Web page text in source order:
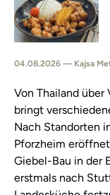
04.08.2026 — Kajsa
Von Thailand über
bringt
Nach Standorten
Pforzheim
Giebel-Bau in der
erstmals nach